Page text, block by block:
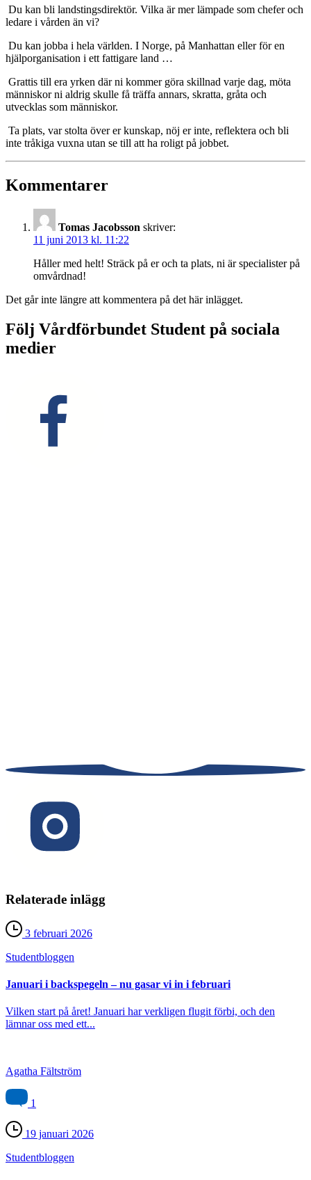
Du kan bli landstingsdirektör. Vilka är mer lämpade som chefer och
ledare i vården än vi?
Du kan jobba i hela världen. I Norge, på Manhattan eller för en
hjälporganisation i ett fattigare land …
Grattis till era yrken där ni kommer göra skillnad varje dag, möta
människor ni aldrig skulle få träffa annars, skratta, gråta och
utvecklas som människor.
Ta plats, var stolta över er kunskap, nöj er inte, reflektera och bli
inte tråkiga vuxna utan se till att ha roligt på jobbet.
Kommentarer
Tomas Jacobsson skriver:
11 juni 2013 kl. 11:22
Håller med helt! Sträck på er och ta plats, ni är specialister på
omvårdnad!
Det går inte längre att kommentera på det här inlägget.
Följ Vårdförbundet Student på sociala
medier
Relaterade inlägg
3 februari 2026
Student­bloggen
Januari i backspegeln – nu gasar vi in i februari
Vilken start på året! Januari har verkligen flugit förbi, och den
lämnar oss med ett...
Agatha Fältström
1
19 januari 2026
Student­bloggen